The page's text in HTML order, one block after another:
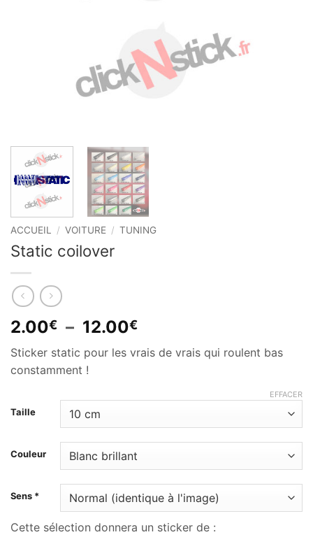
ACCUEIL / VOITURE / TUNING
Static coilover
2.00€ – 12.00€Plage
prix :
Sticker static pour les vrais de vrais qui roulent bas
constamment !
Taille
Couleur
Sens *
EFFACER
Cette sélection donnera un sticker de :